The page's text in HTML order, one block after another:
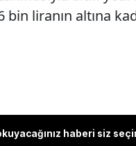
bin liranın altına
haberi siz